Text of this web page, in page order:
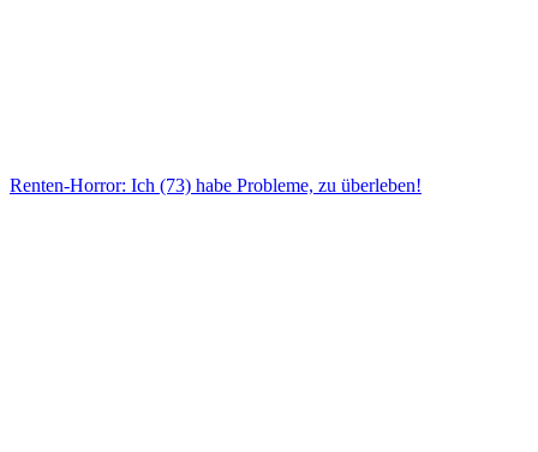
Renten-Horror: Ich (73) habe Probleme, zu überleben!